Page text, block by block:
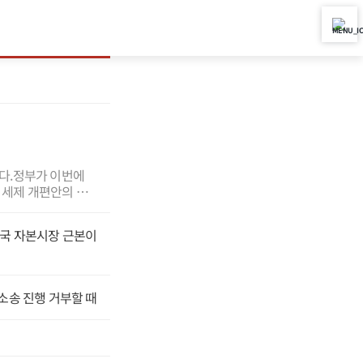
.정부가 이번에
제 개편안의 핵
세금을 덜 내는
고려하고 시세
한 정부 고위 관계
잡은 사례는 대
완화대책도 고
자본시장 근본이
송 진행 거부할 때